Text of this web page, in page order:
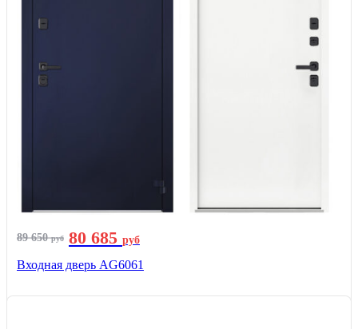
89 650руб 80 685 руб
Входная дверь AG6061